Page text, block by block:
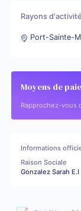
Rayons d'activité
Port-Sainte-
Moyens de
Rapprochez-vous
Informations
Raison Sociale
Gonzalez Sarah E.I